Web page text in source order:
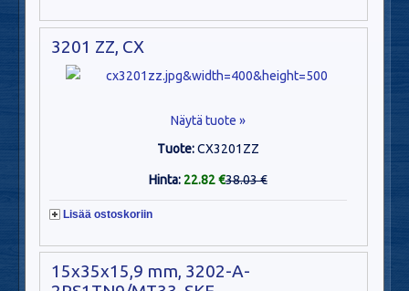
3201 ZZ, CX
Näytä tuote »
Tuote:CX3201ZZ
Hinta: 22.82 €38.03 €
Lisää ostoskoriin
15x35x15,9 mm, 3202-A-